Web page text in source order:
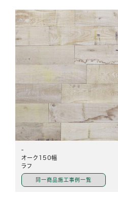
-
オーク150幅
ラフ
同一商品施工事例一覧